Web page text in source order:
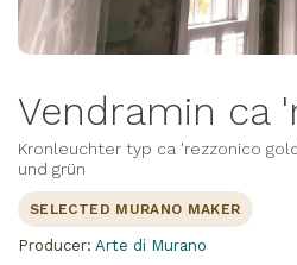
Vendramin ca
Kronleuchter typ ca 'rezzonico
und grün
SELECTED MURANO MAKER
Producer: Arte di Murano